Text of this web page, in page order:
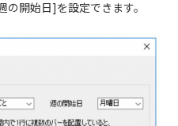
開始日]を設定できます。